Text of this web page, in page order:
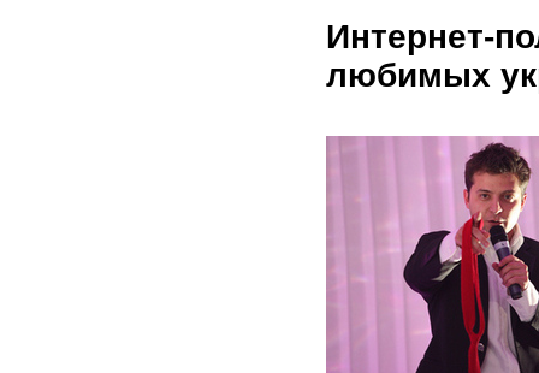
Интернет-
любимых